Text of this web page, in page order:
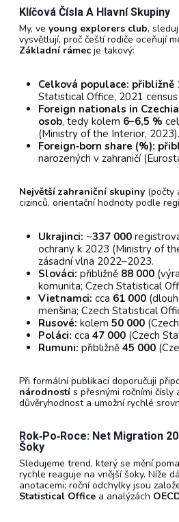
Klíčová Čísla A Hlavní Skupiny
My, ve young explorers club,
vysvětlují, proč čeští rodiče oceňují
Základní rámec je takový:
Celková populace: přibližně
Statistical Office, 2021
Foreign nationals in
osob, tedy kolem 6–6,5 %
(Ministry of the Interior, 2023).
Foreign‑born share (%):
narozených v zahraničí
Největší zahraniční skupiny (počty
cizinců, orientační hodnoty podle
Ukrajinci: ~337 000
ochrany k 2023 (Ministry of
zásadní vlna 2022–2023.
Slováci: přibližně 88 000
komunita; Czech Statistical
Vietnamci: cca 61 000
menšina; Czech Statistical
Rusové: kolem 50 000
Poláci: cca 47 000 (Czech
Rumuni: přibližně 45 000
Při formální publikaci doporučuji
národností s přesnými ročními čísly
důvěryhodnost a umožní rychlé
Rok‑po‑roce: Net Migration
Šoky
Sledujeme trend, který se mění
rychle reaguje na vnější šoky. Níže
anotacemi; roční odchylky jsou
Statistical Office a analýzách